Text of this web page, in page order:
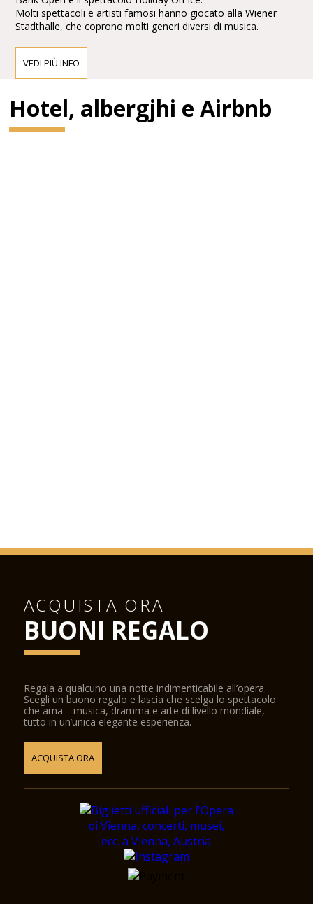
Molti spettacoli e artisti famosi hanno giocato alla Wiener
Stadthalle, che coprono molti generi diversi di musica.
VEDI PIÙ INFO
Hotel, albergjhi e Airbnb
ACQUISTA ORA
BUONI REGALO
Regala a qualcuno una notte indimenticabile all’opera.
Scegli un buono regalo e lascia che scelga lo spettacolo
che ama—musica, dramma e arte di livello mondiale,
tutto in un’unica elegante esperienza.
ACQUISTA ORA